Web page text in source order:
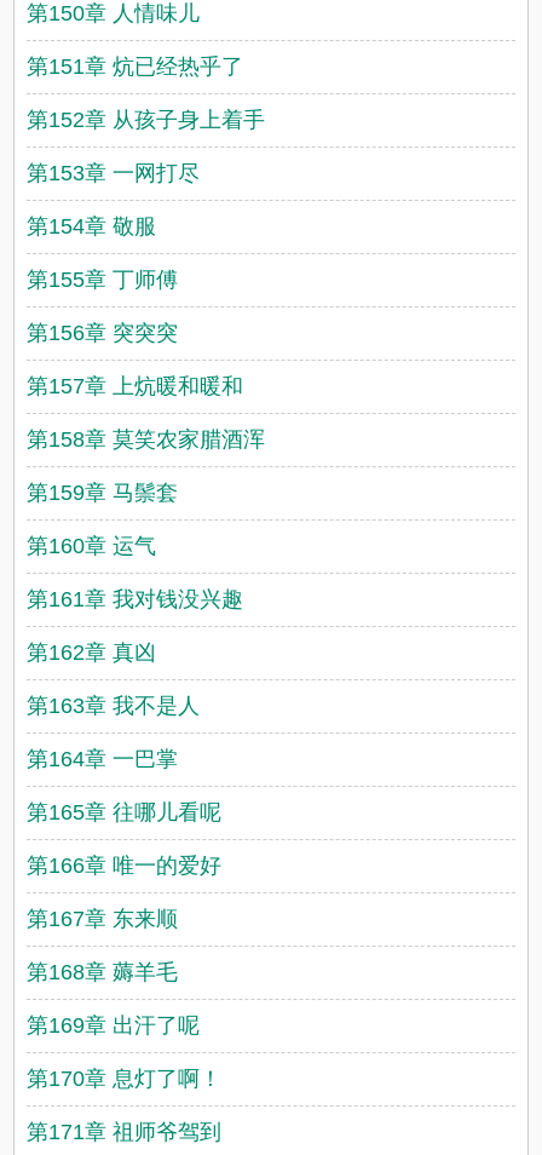
第150章 人情味儿
第151章 炕已经热乎了
第152章 从孩子身上着手
第153章 一网打尽
第154章 敬服
第155章 丁师傅
第156章 突突突
第157章 上炕暖和暖和
第158章 莫笑农家腊酒浑
第159章 马鬃套
第160章 运气
第161章 我对钱没兴趣
第162章 真凶
第163章 我不是人
第164章 一巴掌
第165章 往哪儿看呢
第166章 唯一的爱好
第167章 东来顺
第168章 薅羊毛
第169章 出汗了呢
第170章 息灯了啊！
第171章 祖师爷驾到